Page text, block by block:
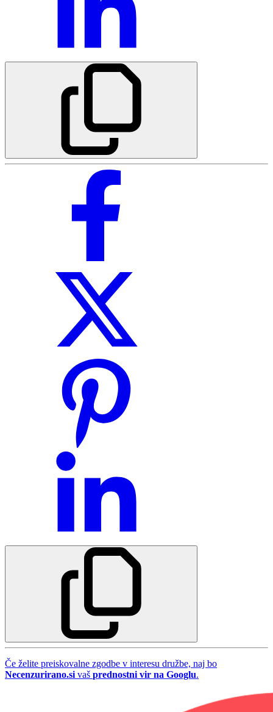
Če želite preiskovalne zgodbe v interesu družbe, naj bo
Necenzurirano.si vaš prednostni vir na Googlu.